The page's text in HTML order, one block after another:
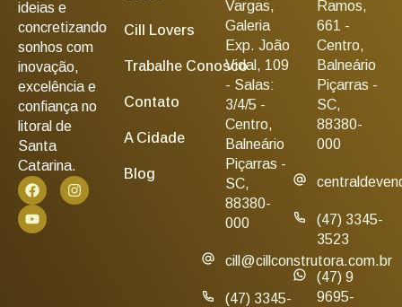
ideias e
concretizando
sonhos com
inovação,
excelência e
confiança no
litoral de
Santa
Catarina.
Cill Lovers
Trabalhe Conosco
Contato
A Cidade
Blog
Vargas,
Galeria
Exp. João
Vidal, 109
- Salas:
3/4/5 -
Centro,
Balneário
Piçarras -
SC,
88380-
000
cill@cillconstrutora.com.br
(47) 3345-
Ramos,
661 -
Centro,
Balneário
Piçarras -
SC,
88380-
000
(47) 3345-
3523
(47) 9
9695-